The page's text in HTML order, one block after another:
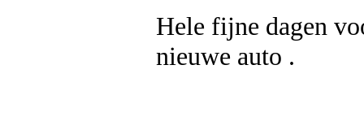
Hele fijne dagen
nieuwe auto .